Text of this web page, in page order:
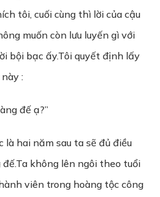
tôi, cuối cùng thì lời của cậu
muốn còn lưu luyến gì với
bội bạc ấy.Tôi quyết định lấy
:
đế ạ?”
là hai năm sau ta sẽ đủ điều
không lên ngôi theo tuổi
viên trong hoàng tộc công